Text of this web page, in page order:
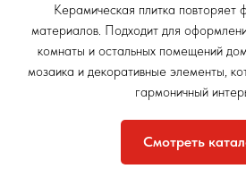
Керамическая плитка повторяет
материалов. Подходит для
комнаты и остальных помещений
мозаика и декоративные элементы,
гармоничный
Смотреть